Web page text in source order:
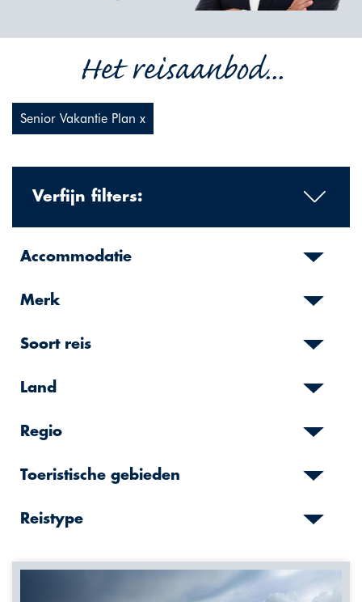
Het reisaanbod...
Senior Vakantie Plan x
Verfijn filters:
Accommodatie
Merk
Soort reis
Land
Regio
Toeristische gebieden
Reistype